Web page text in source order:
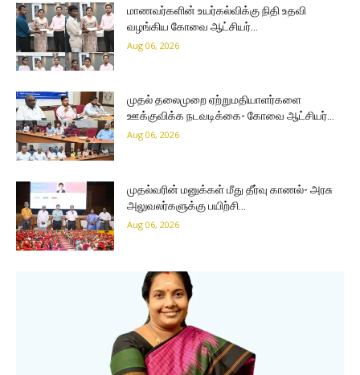
மாணவர்களின் உயர்கல்விக்கு நிதி உதவி
வழங்கிய கோவை ஆட்சியர்…
Aug 06, 2026
முதல் தலைமுறை ஏற்றுமதியாளர்களை
ஊக்குவிக்க நடவடிக்கை- கோவை ஆட்சியர்…
Aug 06, 2026
முதல்வரின் மனுக்கள் மீது தீர்வு காணல்- அரசு
அலுவலர்களுக்கு பயிற்சி…
Aug 06, 2026